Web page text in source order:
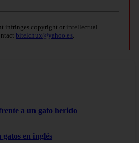
infringes copyright or intellectual
bitelchux@yahoo.es.
a un gato herido
en inglés